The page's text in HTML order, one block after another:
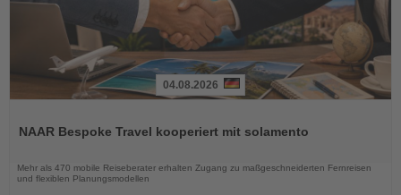
die
04.08.2026
NAAR Bespoke Travel kooperiert mit solamento
Mehr als 470 mobile Reiseberater erhalten Zugang zu maßgeschneiderten Fernreisen
und flexiblen Planungsmodellen